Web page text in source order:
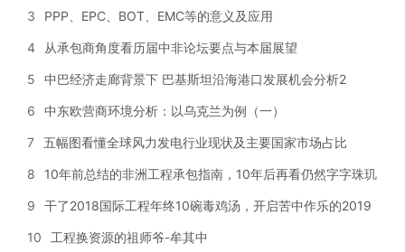
3 PPP、EPC、BOT、EMC等的意义及应用
4 从承包商角度看历届中非论坛要点与本届展望
5 中巴经济走廊背景下 巴基斯坦沿海港口发展机会分析2
6 中东欧营商环境分析：以乌克兰为例（一）
7 五幅图看懂全球风力发电行业现状及主要国家市场占比
8 10年前总结的非洲工程承包指南，10年后再看仍然字字珠玑
9 干了2018国际工程年终10碗毒鸡汤，开启苦中作乐的2019
10 工程换资源的祖师爷-牟其中